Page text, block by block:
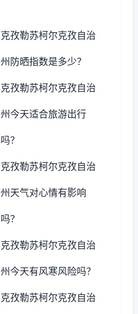
克孜勒苏柯尔克孜自治
州防晒指数是多少？
克孜勒苏柯尔克孜自治
州今天适合旅游出行
吗？
克孜勒苏柯尔克孜自治
州天气对心情有影响
吗？
克孜勒苏柯尔克孜自治
州今天有风寒风险吗？
克孜勒苏柯尔克孜自治